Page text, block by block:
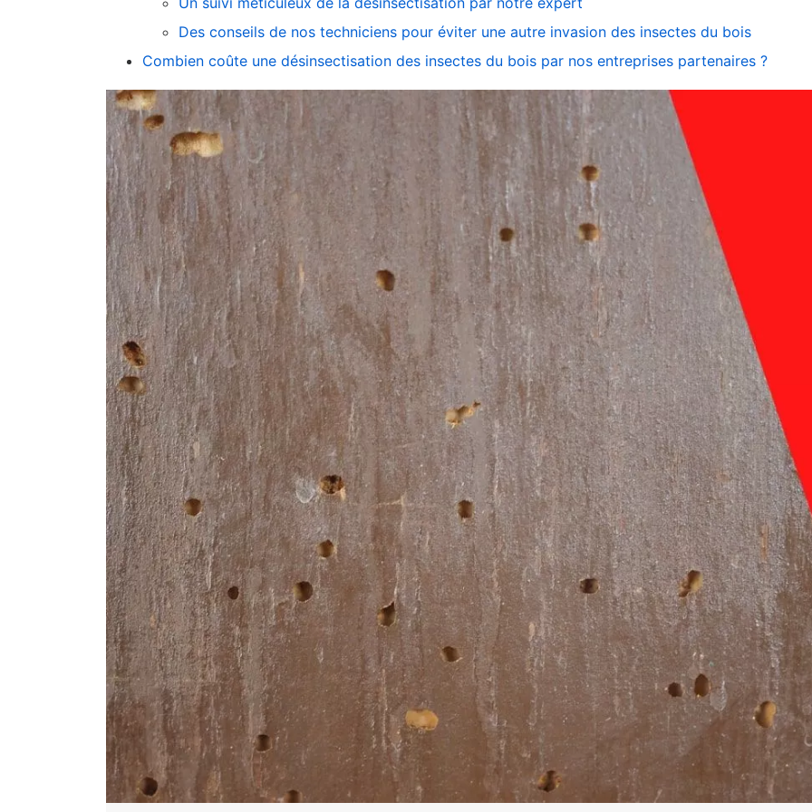
Des conseils de nos techniciens pour éviter une autre invasion des insectes du bois
Combien coûte une désinsectisation des insectes du bois par nos entreprises partenaires ?